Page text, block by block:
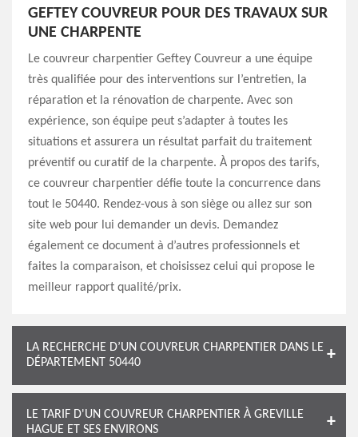
GEFTEY COUVREUR POUR DES TRAVAUX SUR
UNE CHARPENTE
Le couvreur charpentier Geftey Couvreur a une équipe
très qualifiée pour des interventions sur l’entretien, la
réparation et la rénovation de charpente. Avec son
expérience, son équipe peut s’adapter à toutes les
situations et assurera un résultat parfait du traitement
préventif ou curatif de la charpente. À propos des tarifs,
ce couvreur charpentier défie toute la concurrence dans
tout le 50440. Rendez-vous à son siège ou allez sur son
site web pour lui demander un devis. Demandez
également ce document à d’autres professionnels et
faites la comparaison, et choisissez celui qui propose le
meilleur rapport qualité/prix.
LA RECHERCHE D’UN COUVREUR CHARPENTIER DANS LE
DÉPARTEMENT 50440
LE TARIF D'UN COUVREUR CHARPENTIER À GREVILLE
HAGUE ET SES ENVIRONS